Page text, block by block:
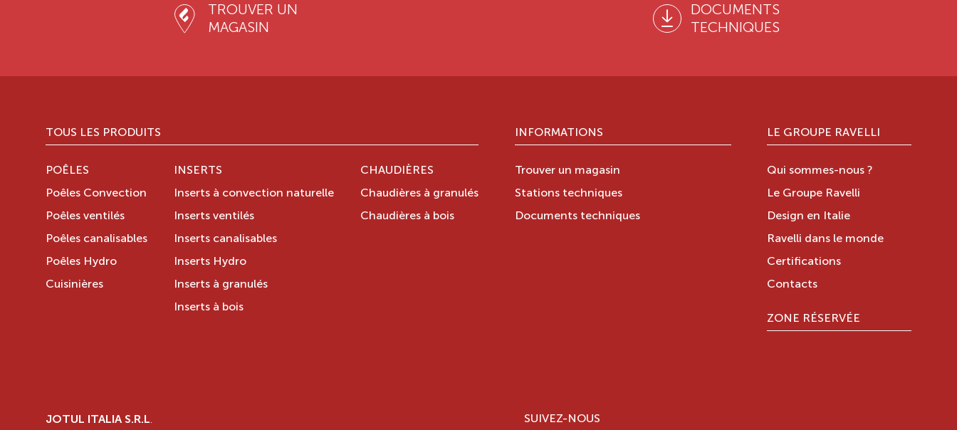
TROUVER UN
MAGASIN
DOCUMENTS
TECHNIQUES
TOUS LES PRODUITS
POÊLES
Poêles Convection
Poêles ventilés
Poêles canalisables
Poêles Hydro
Cuisinières
INSERTS
Inserts à convection naturelle
Inserts ventilés
Inserts canalisables
Inserts Hydro
Inserts à granulés
Inserts à bois
CHAUDIÈRES
Chaudières à granulés
Chaudières à bois
INFORMATIONS
Trouver un magasin
Stations techniques
Documents techniques
LE GROUPE RAVELLI
Qui sommes-nous ?
Le Groupe Ravelli
Design en Italie
Ravelli dans le monde
Certifications
Contacts
ZONE RÉSERVÉE
JOTUL ITALIA S.R.L. SUIVEZ-NOUS